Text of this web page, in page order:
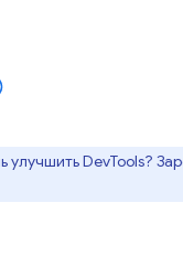
улучшить DevTools?